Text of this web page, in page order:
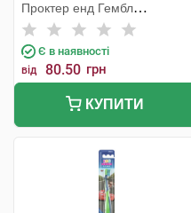
Проктер енд Гембл
Меньюфекчурінг
Є в наявності
від 80.50 грн
КУПИТИ